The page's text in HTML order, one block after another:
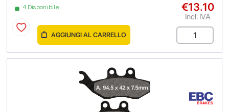
4 Disponibile €13.10
Incl. IVA
AGGIUNGI AL CARRELLO